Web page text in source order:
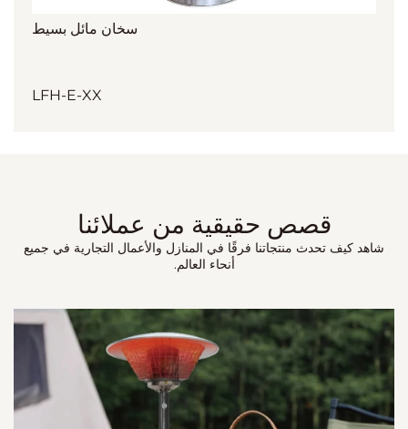
سخان مائل بسيط
LFH-E-XX
قصص حقيقية من عملائنا
شاهد كيف تحدث منتجاتنا فرقًا في المنازل والأعمال التجارية في جميع
أنحاء العالم.